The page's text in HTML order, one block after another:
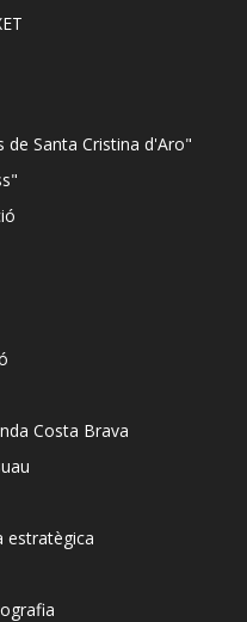
de Santa Cristina d'Aro"
Costa Brava
estratègica